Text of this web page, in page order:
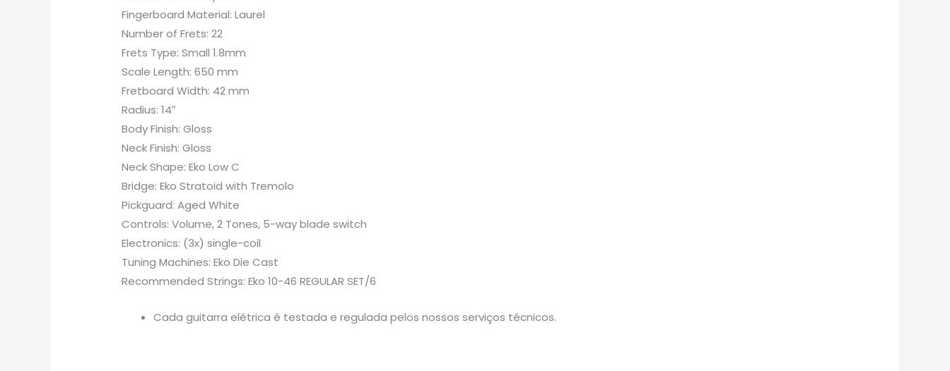
Fingerboard Material: Laurel
Number of Frets: 22
Frets Type: Small 1.8mm
Scale Length: 650 mm
Fretboard Width: 42 mm
Radius: 14″
Body Finish: Gloss
Neck Finish: Gloss
Neck Shape: Eko Low C
Bridge: Eko Stratoid with Tremolo
Pickguard: Aged White
Controls: Volume, 2 Tones, 5-way blade switch
Electronics: (3x) single-coil
Tuning Machines: Eko Die Cast
Recommended Strings: Eko 10-46 REGULAR SET/6
Cada guitarra elétrica é testada e regulada pelos nossos serviços técnicos.